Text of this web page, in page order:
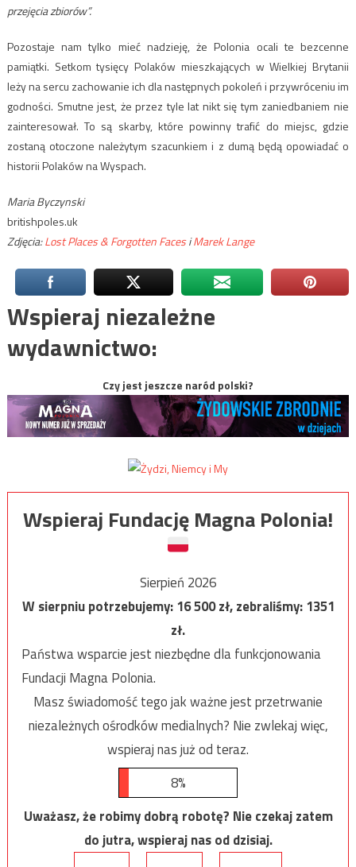
przejęcia zbiorów”.
Pozostaje nam tylko mieć nadzieję, że Polonia ocali te bezcenne
pamiątki. Setkom tysięcy Polaków mieszkających w Wielkiej Brytanii
leży na sercu zachowanie ich dla następnych pokoleń i przywróceniu im
godności. Smutne jest, że przez tyle lat nikt się tym zaniedbaniem nie
zainteresował. To są skarby, które powinny trafić do miejsc, gdzie
zostaną otoczone należytym szacunkiem i z dumą będą opowiadać o
historii Polaków na Wyspach.
Maria Byczynski
britishpoles.uk
Zdjęcia:Lost Places & Forgotten FacesiMarek Lange
Wspieraj niezależne
wydawnictwo:
Czy jest jeszcze naród polski?
Wspieraj Fundację Magna Polonia!
Sierpień 2026
W sierpniu potrzebujemy:16 500zł, zebraliśmy:1351
zł.
Państwa wsparcie jest niezbędne dla funkcjonowania
Fundacji Magna Polonia.
Masz świadomość tego jak ważne jest przetrwanie
niezależnych ośrodków medialnych? Nie zwlekaj więc,
wspieraj nas już od teraz.
8%
Uważasz, że robimy dobrą robotę? Nie czekaj zatem
do jutra, wspieraj nas od dzisiaj.